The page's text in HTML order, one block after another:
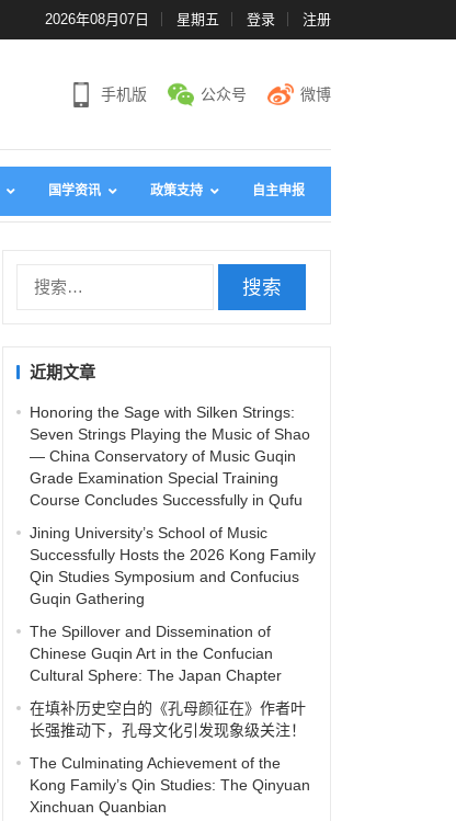
2026年08月07日 星期五 登录 注册
手机版 公众号 微博
国学资讯 政策支持 自主申报
近期文章
Honoring the Sage with Silken Strings:
Seven Strings Playing the Music of Shao
— China Conservatory of Music Guqin
Grade Examination Special Training
Course Concludes Successfully in Qufu
Jining University’s School of Music
Successfully Hosts the 2026 Kong Family
Qin Studies Symposium and Confucius
Guqin Gathering
The Spillover and Dissemination of
Chinese Guqin Art in the Confucian
Cultural Sphere: The Japan Chapter
在填补历史空白的《孔母颜征在》作者叶
长强推动下，孔母文化引发现象级关注！
The Culminating Achievement of the
Kong Family’s Qin Studies: The Qinyuan
Xinchuan Quanbian